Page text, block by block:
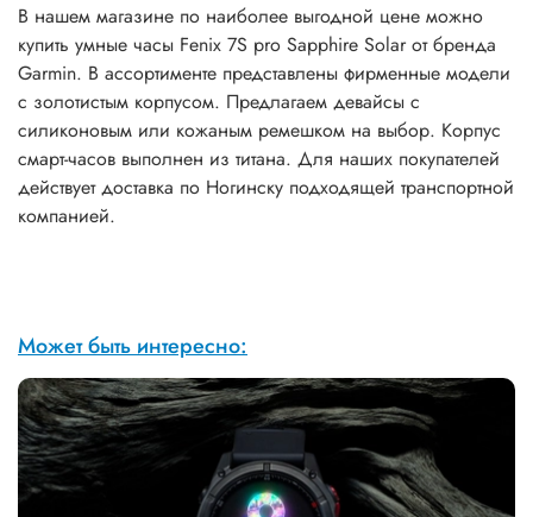
В нашем магазине по наиболее выгодной цене можно
купить умные часы Fenix 7S pro Sapphire Solar от бренда
Garmin. В ассортименте представлены фирменные модели
с золотистым корпусом. Предлагаем девайсы с
силиконовым или кожаным ремешком на выбор. Корпус
смарт-часов выполнен из титана. Для наших покупателей
действует доставка по Ногинску подходящей транспортной
компанией.
Может быть интересно: